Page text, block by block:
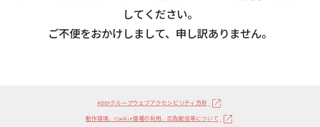
してください。
ご不便をおかけしまして、申し訳ありません。
KDDIグループウェブアクセシビリティ方針
動作環境、Cookie情報の利用、広告配信等について